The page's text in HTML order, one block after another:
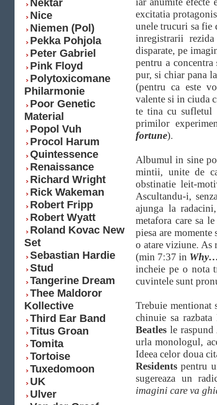
Nektar
Nice
Niemen (Pol)
Pekka Pohjola
Peter Gabriel
Pink Floyd
Polytoxicomane
Philarmonie
Poor Genetic
Material
Popol Vuh
Procol Harum
Quintessence
Renaissance
Richard Wright
Rick Wakeman
Robert Fripp
Robert Wyatt
Roland Kovac New
Set
Sebastian Hardie
Stud
Tangerine Dream
Thee Maldoror
Kollective
Third Ear Band
Titus Groan
Tomita
Tortoise
Tuxedomoon
UK
Ulver
excitatia
unele trucuri sa fie
inregistrarii
disparate, pe
pentru a
pur, si chiar pana
(pentru ca este
valente si in ciuda
te tina cu
primilor
fortune).
Albumul in sine
mintii, unite de
obstinatie leit-
Ascultandu-i,
ajunga la
metafora care sa
piesa are momente
o atare viziune. As
(min 7:37 in
incheie pe o nota
cuvintele sunt
Trebuie mentionat
chinuie sa razbata
Beatles le raspund
urla monologul,
Ideea celor doua
Residents pentru
sugereaza un
imagini care va